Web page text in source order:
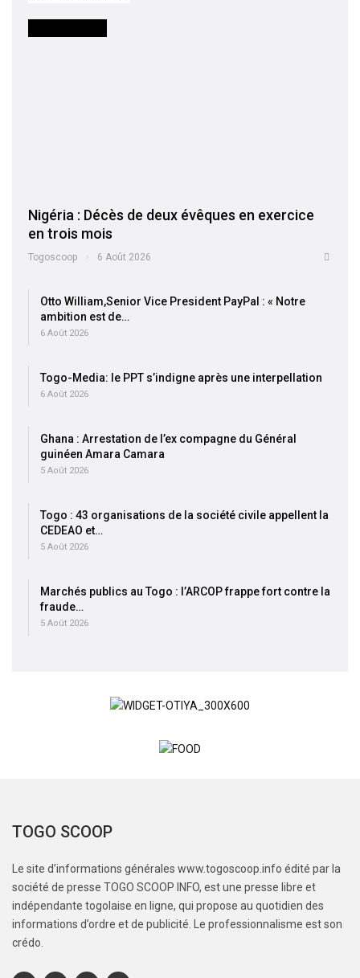
Nigéria : Décès de deux évêques en exercice
en trois mois
Togoscoop 6 Août 2026
Otto William,Senior Vice President PayPal : « Notre
ambition est de…
6 Août 2026
Togo-Media: le PPT s’indigne après une interpellation
6 Août 2026
Ghana : Arrestation de l’ex compagne du Général
guinéen Amara Camara
5 Août 2026
Togo : 43 organisations de la société civile appellent la
CEDEAO et…
5 Août 2026
Marchés publics au Togo : l’ARCOP frappe fort contre la
fraude…
5 Août 2026
TOGO SCOOP
Le site d’informations générales www.togoscoop.info édité par la
société de presse TOGO SCOOP INFO, est une presse libre et
indépendante togolaise en ligne, qui propose au quotidien des
informations d’ordre et de publicité. Le professionnalisme est son
crédo.